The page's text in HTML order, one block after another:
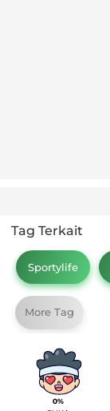
Tag Terkait
Sportylife
More Tag
0%